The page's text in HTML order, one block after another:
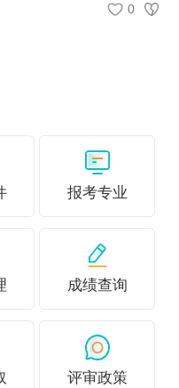
应当按照职称信息
（上半年应于5月25
对其申报材料的真
月25日前或于8月31
题结题、证书或红
0
报考专业
成绩查询
评审政策